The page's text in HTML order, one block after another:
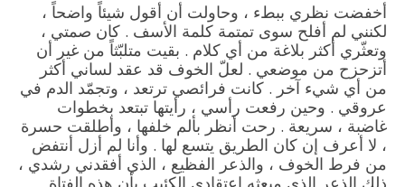
أخفضت نظري ببطء ، وحاولت أن أقول شيئاً واضحاً ،
لكنني لم أفلح سوى تمتمة كلمة الأسف . كان صمتي ،
وتعثّري أكثر بلاغة من أي كلام . بقيت متلبّثاً من غير أن
أتزحزح من موضعي . لعلّ الخوف قد عقد لساني أكثر
من أي شيء آخر . كانت فرائصي ترتعد ، وتجمّد الدم في
عروقي . وحين رفعت رأسي ، رأيتها تبتعد بخطوات
غاضبة ، سريعة . رحت أنظر بألم خلفها ، وأطلقت حسرة
، لا أعرف إن كان الطريق يتسع لها . وأنا لم أزل أنتفض
من فرط الخوف ، والذعر الفظيع ، الذي أفقدني رشدي ،
ذلك الذعر الذي مبعثه اعتقادي الكئيب بأن هذه الفتاة